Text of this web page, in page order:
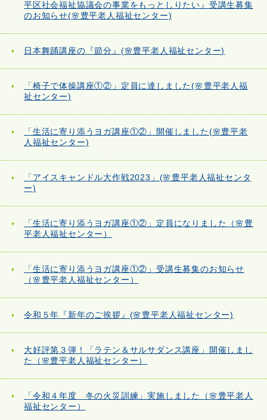
平区社会福祉協議会の事業をもっとしりたい』受講生募集
のお知らせ(🌸豊平老人福祉センター)
日本舞踊講座の『節分』(🌸豊平老人福祉センター)
「椅子で体操講座①②」定員に達しました(🌸豊平老人福
祉センター)
「生活に寄り添うヨガ講座①②」開催しました(🌸豊平老
人福祉センター)
「アイスキャンドル大作戦2023」(🌸豊平老人福祉センタ
ー)
「生活に寄り添うヨガ講座①②」定員になりました（🌸豊
平老人福祉センター）
「生活に寄り添うヨガ講座①②」受講生募集のお知らせ
（🌸豊平老人福祉センター）
令和５年『新年のご挨拶』(🌸豊平老人福祉センター)
大好評第３弾！「ラテン＆サルサダンス講座」開催しまし
た（🌸豊平老人福祉センター）
「令和４年度 冬の火災訓練」実施しました（🌸豊平老人
福祉センター）